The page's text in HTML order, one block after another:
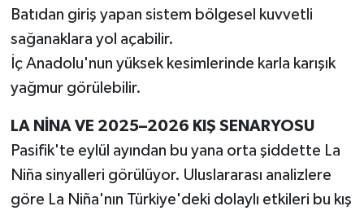
Batıdan giriş yapan sistem bölgesel kuvvetli
sağanaklara yol açabilir.
İç Anadolu'nun yüksek kesimlerinde karla karışık
yağmur görülebilir.
LA NİNA VE 2025–2026 KIŞ SENARYOSU
Pasifik'te eylül ayından bu yana orta şiddette La
Niña sinyalleri görülüyor. Uluslararası analizlere
göre La Niña'nın Türkiye'deki dolaylı etkileri bu kış